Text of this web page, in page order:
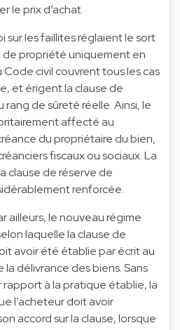
le prix d’achat.
sur les faillites réglaient le sort
de propriété uniquement en
Code civil couvrent tous les cas
et érigent la clause de
de sûreté réelle. Ainsi, le
affecté au
du propriétaire du bien,
fiscaux ou sociaux. La
clause de réserve de
renforcée.
ailleurs, le nouveau régime
laquelle la clause de
avoir été établie par écrit au
délivrance des biens. Sans
à la pratique établie, la
l’acheteur doit avoir
accord sur la clause, lorsque